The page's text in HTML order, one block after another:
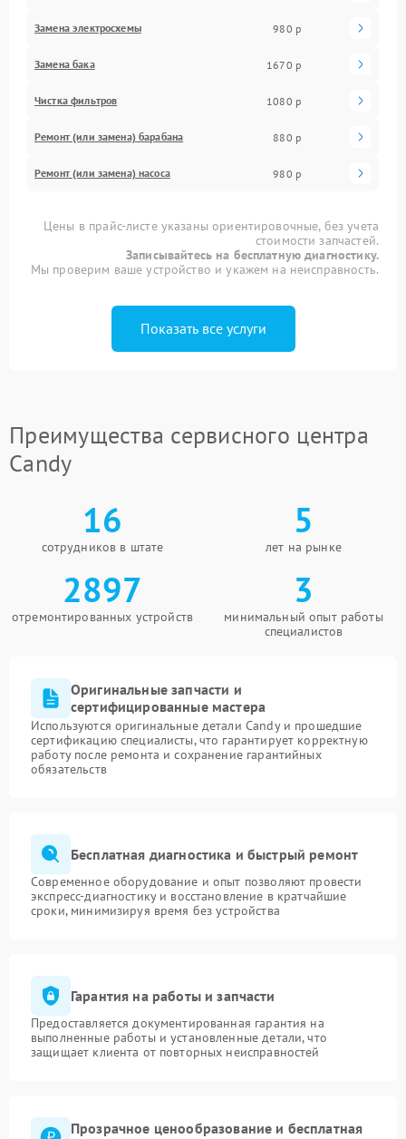
Замена электросхемы 980 р
Замена бака 1670 р
Чистка фильтров 1080 р
Ремонт (или замена) барабана 880 р
Ремонт (или замена) насоса 980 р
Цены в прайс-листе указаны ориентировочные, без учета
стоимости запчастей.
Записывайтесь на бесплатную диагностику.
Мы проверим ваше устройство и укажем на неисправность.
Показать все услуги
Преимущества сервисного центра
Candy
16
сотрудников в штате
5
лет на рынке
2897
отремонтированных устройств
3
минимальный опыт работы
специалистов
Оригинальные запчасти и
сертифицированные мастера
Используются оригинальные детали Candy и прошедшие
сертификацию специалисты, что гарантирует корректную
работу после ремонта и сохранение гарантийных
обязательств
Бесплатная диагностика и быстрый ремонт
Современное оборудование и опыт позволяют провести
экспресс-диагностику и восстановление в кратчайшие
сроки, минимизируя время без устройства
Гарантия на работы и запчасти
Предоставляется документированная гарантия на
выполненные работы и установленные детали, что
защищает клиента от повторных неисправностей
Прозрачное ценообразование и бесплатная